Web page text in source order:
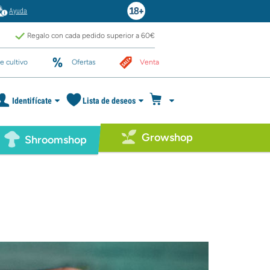
Ayuda
Regalo con cada pedido superior a 60€
cultivo Ofertas Venta
Identifícate Lista de deseos
Shroomshop Growshop